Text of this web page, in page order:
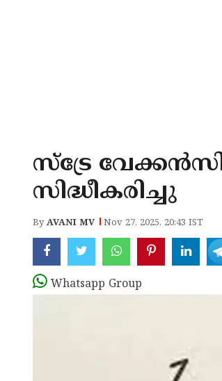
സ്ട്രേ
സിദ്ധീകരിച്ചു
ByAVANI MV Nov 27, 2025, 20:43 IST
Whatsapp Group